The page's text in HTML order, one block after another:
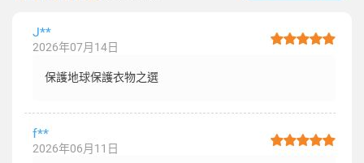
J**
2026年07月14日
保護地球保護衣物之選
f**
2026年06月11日